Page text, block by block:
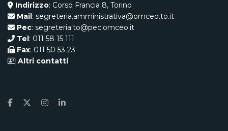
Indirizzo: Corso Francia 8, Torino
Mail: segreteria.amministrativa@omceo.to.it
Pec: segreteria.to@pec.omceo.it
Tel: 011 58 15 111
Fax: 011 50 53 23
Altri contatti